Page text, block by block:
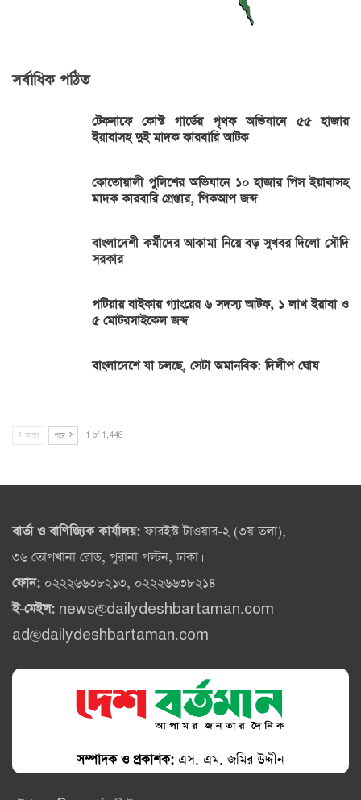
সর্বাধিক পঠিত
টেকনাফে কোস্ট গার্ডের পৃথক অভিযানে ৫৫ হাজার
ইয়াবাসহ দুই মাদক কারবারি আটক
কোতোয়ালী পুলিশের অভিযানে ১০ হাজার পিস ইয়াবাসহ
মাদক কারবারি গ্রেপ্তার, পিকআপ জব্দ
বাংলাদেশী কর্মীদের আকামা নিয়ে বড় সুখবর দিলো সৌদি
সরকার
পটিয়ায় বাইকার গ্যাংয়ের ৬ সদস্য আটক, ১ লাখ ইয়াবা ও
৫ মোটরসাইকেল জব্দ
বাংলাদেশে যা চলছে, সেটা অমানবিক: দিলীপ ঘোষ
আগে পরে 1 of 1,446
বার্তা ও বাণিজ্যিক কার্যালয়:ফারইস্ট টাওয়ার-২ (৩য় তলা),
৩৬ তোপখানা রোড, পুরানা পল্টন, ঢাকা।
ফোন: ০২২২৬৬৩৮২১৩, ০২২২৬৬৩৮২১৪
ই-মেইল: news@dailydeshbartaman.com
ad@dailydeshbartaman.com
সম্পাদক ও প্রকাশক: এস. এম. জমির উদ্দীন